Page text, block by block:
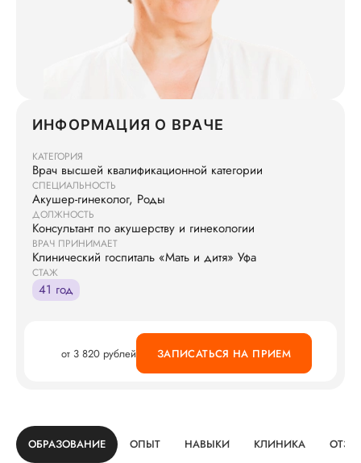
ИНФОРМАЦИЯ О ВРАЧЕ
КАТЕГОРИЯ
Врач высшей квалификационной категории
СПЕЦИАЛЬНОСТЬ
Акушер-гинеколог, Роды
ДОЛЖНОСТЬ
Консультант по акушерству и гинекологии
ВРАЧ ПРИНИМАЕТ
Клинический госпиталь «Мать и дитя» Уфа
СТАЖ
41 год
от 3 820 рублей ЗАПИСАТЬСЯ НА ПРИЕМ
ОБРАЗОВАНИЕ ОПЫТ НАВЫКИ КЛИНИКА